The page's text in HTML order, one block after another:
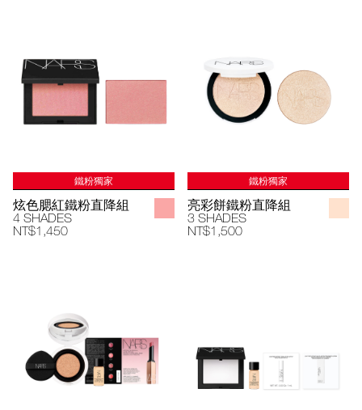
鐵粉獨家
炫色腮紅鐵粉直降組
4 SHADES
NT$1,450
鐵粉獨家
亮彩餅鐵粉直降組
3 SHADES
NT$1,500